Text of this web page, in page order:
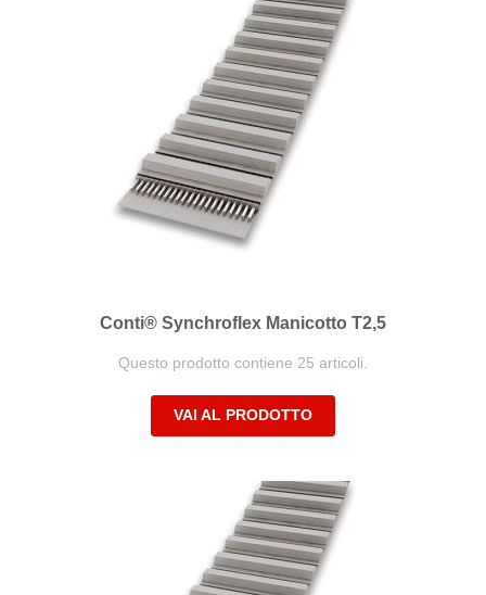
Conti® Synchroflex Manicotto T2,5
Questo prodotto contiene 25 articoli.
VAI AL PRODOTTO